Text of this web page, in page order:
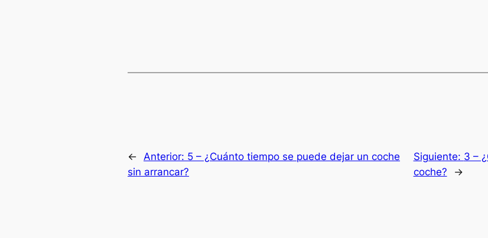
← Anterior: 5 – ¿Cuánto tiempo se puede dejar un coche
sin arrancar?
Siguiente: 3 –
coche?
→